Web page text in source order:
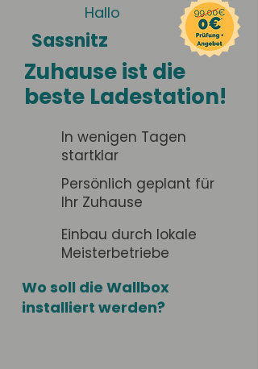
Hallo
Sassnitz
Zuhause ist die
beste Ladestation!
In wenigen Tagen
startklar
Persönlich geplant für
Ihr Zuhause
Einbau durch lokale
Meisterbetriebe
Wo soll die Wallbox
installiert werden?